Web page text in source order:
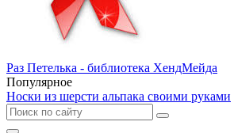
Раз Петелька - библиотека ХендМейда
Популярное
Носки из шерсти альпака своими руками